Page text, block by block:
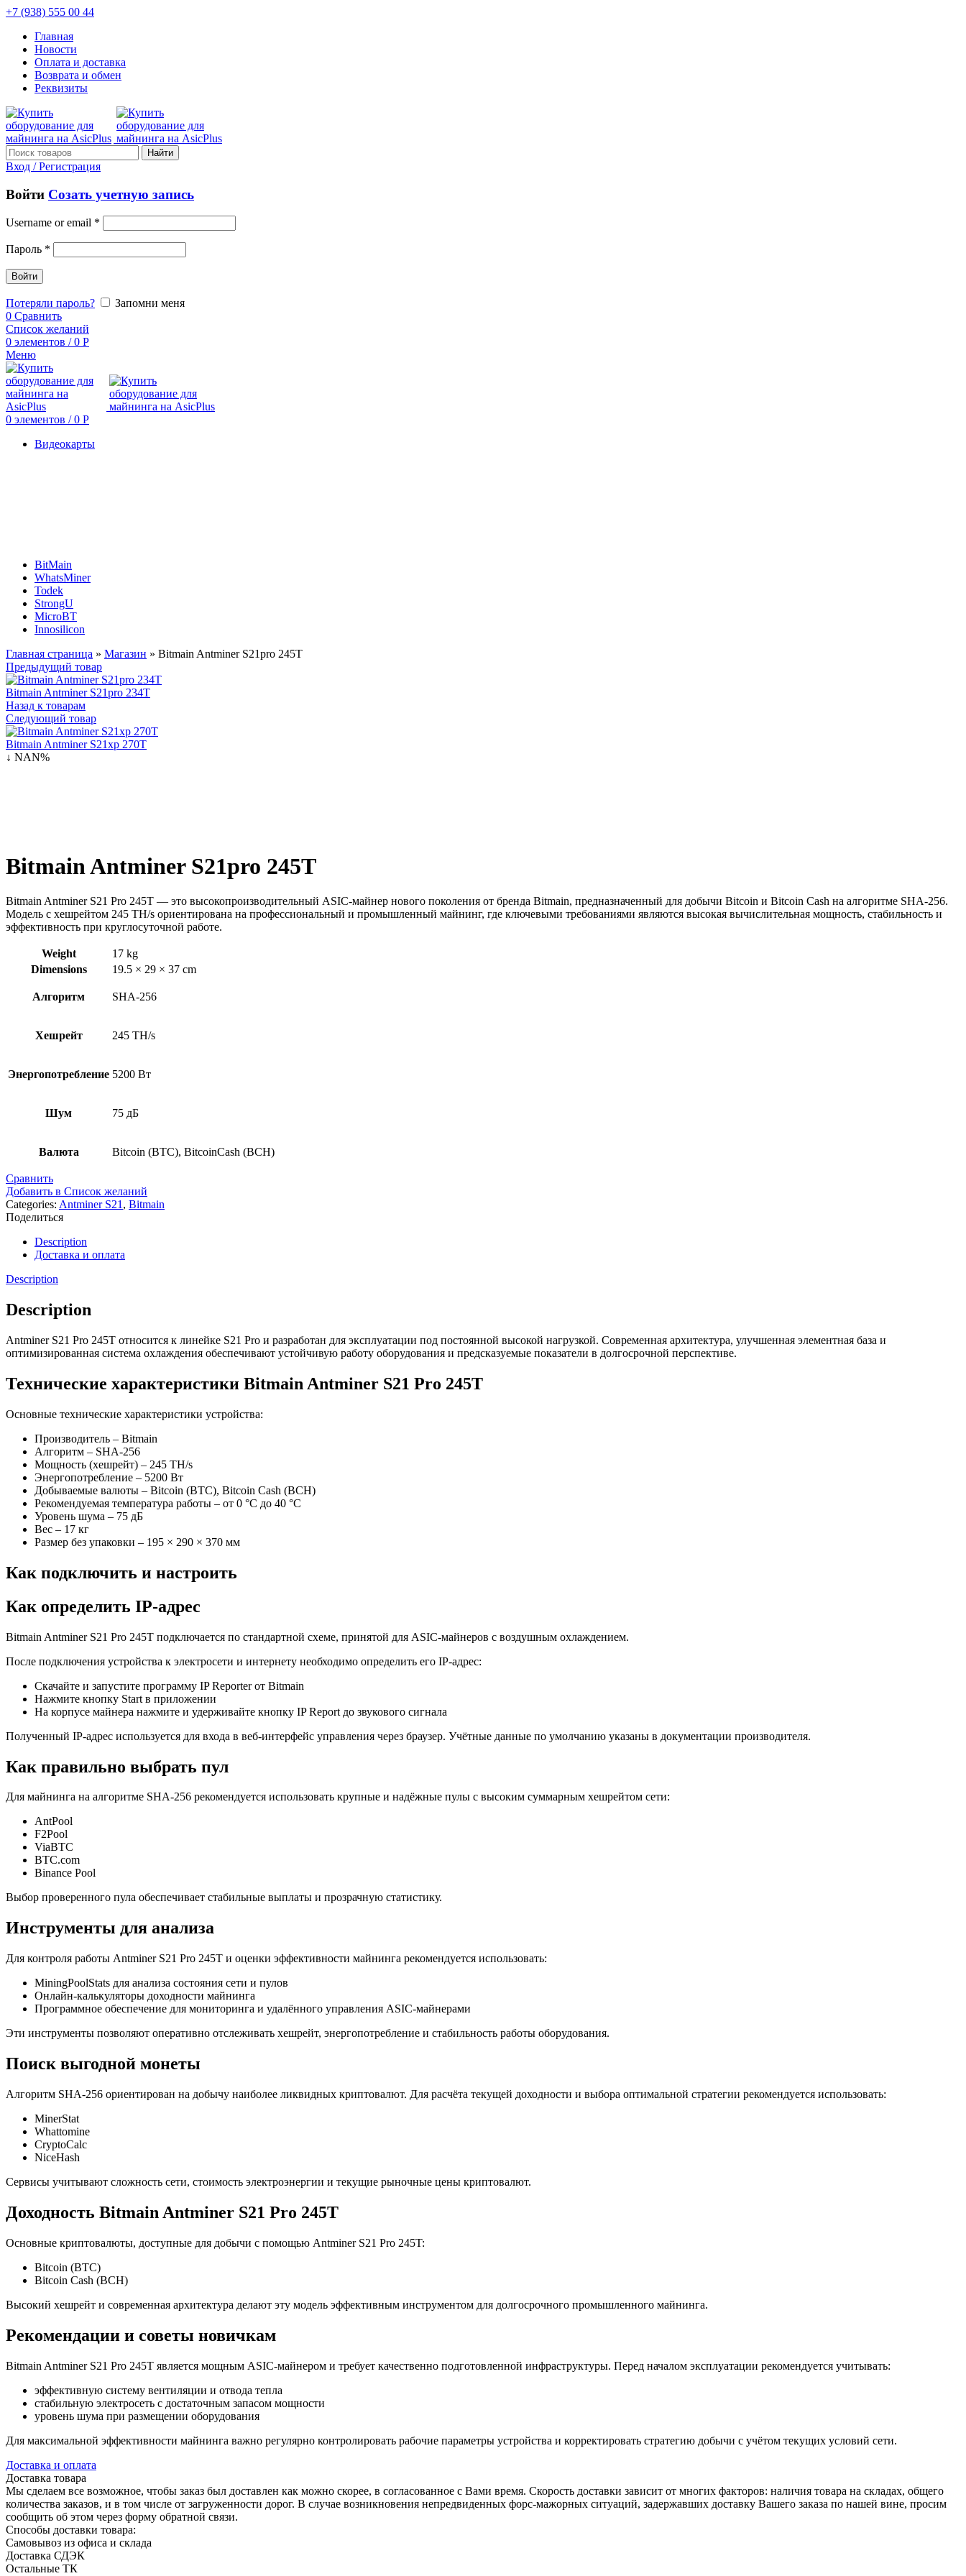
+7 (938) 555 00 44
Главная
Новости
Оплата и доставка
Возврата и обмен
Реквизиты
Найти
Вход / Регистрация
Войти Созать учетную запись
Username or email *
Пароль *
Войти
Потеряли пароль?
Запомни меня
0 Сравнить
Список желаний
0 элементов / 0 Р
Меню
0 элементов / 0 Р
Видеокарты
BitMain
WhatsMiner
Todek
StrongU
MicroBT
Innosilicon
Главная страница » Магазин » Bitmain Antminer S21pro 245T
Предыдущий товар
Bitmain Antminer S21pro 234T
Назад к товарам
Следующий товар
Bitmain Antminer S21xp 270T
↓ NAN%
Bitmain Antminer S21pro 245T
Bitmain Antminer S21 Pro 245T — это высокопроизводительный ASIC-майнер нового поколения от бренда Bitmain, предназначенный для добычи Bitcoin и Bitcoin Cash на алгоритме SHA-256.
Модель с хешрейтом 245 TH/s ориентирована на профессиональный и промышленный майнинг, где ключевыми требованиями являются высокая вычислительная мощность, стабильность и
эффективность при круглосуточной работе.
Weight
17 kg
Dimensions
19.5 × 29 × 37 cm
Алгоритм SHA-256
Хешрейт 245 TH/s
Энергопотребление 5200 Вт
Шум 75 дБ
Валюта Bitcoin (BTC), BitcoinCash (BCH)
Сравнить
Добавить в Список желаний
Categories: Antminer S21 , Bitmain
Поделиться
Description
Доставка и оплата
Description
Description
Antminer S21 Pro 245T относится к линейке S21 Pro и разработан для эксплуатации под постоянной высокой нагрузкой. Современная архитектура, улучшенная элементная база и
оптимизированная система охлаждения обеспечивают устойчивую работу оборудования и предсказуемые показатели в долгосрочной перспективе.
Технические характеристики Bitmain Antminer S21 Pro 245T
Основные технические характеристики устройства:
Производитель – Bitmain
Алгоритм – SHA-256
Мощность (хешрейт) – 245 TH/s
Энергопотребление – 5200 Вт
Добываемые валюты – Bitcoin (BTC), Bitcoin Cash (BCH)
Рекомендуемая температура работы – от 0 °C до 40 °C
Уровень шума – 75 дБ
Вес – 17 кг
Размер без упаковки – 195 × 290 × 370 мм
Как подключить и настроить
Как определить IP-адрес
Bitmain Antminer S21 Pro 245T подключается по стандартной схеме, принятой для ASIC-майнеров с воздушным охлаждением.
После подключения устройства к электросети и интернету необходимо определить его IP-адрес:
Скачайте и запустите программу IP Reporter от Bitmain
Нажмите кнопку Start в приложении
На корпусе майнера нажмите и удерживайте кнопку IP Report до звукового сигнала
Полученный IP-адрес используется для входа в веб-интерфейс управления через браузер. Учётные данные по умолчанию указаны в документации производителя.
Как правильно выбрать пул
Для майнинга на алгоритме SHA-256 рекомендуется использовать крупные и надёжные пулы с высоким суммарным хешрейтом сети:
AntPool
F2Pool
ViaBTC
BTC.com
Binance Pool
Выбор проверенного пула обеспечивает стабильные выплаты и прозрачную статистику.
Инструменты для анализа
Для контроля работы Antminer S21 Pro 245T и оценки эффективности майнинга рекомендуется использовать:
MiningPoolStats для анализа состояния сети и пулов
Онлайн-калькуляторы доходности майнинга
Программное обеспечение для мониторинга и удалённого управления ASIC-майнерами
Эти инструменты позволяют оперативно отслеживать хешрейт, энергопотребление и стабильность работы оборудования.
Поиск выгодной монеты
Алгоритм SHA-256 ориентирован на добычу наиболее ликвидных криптовалют. Для расчёта текущей доходности и выбора оптимальной стратегии рекомендуется использовать:
MinerStat
Whattomine
CryptoCalc
NiceHash
Сервисы учитывают сложность сети, стоимость электроэнергии и текущие рыночные цены криптовалют.
Доходность Bitmain Antminer S21 Pro 245T
Основные криптовалюты, доступные для добычи с помощью Antminer S21 Pro 245T:
Bitcoin (BTC)
Bitcoin Cash (BCH)
Высокий хешрейт и современная архитектура делают эту модель эффективным инструментом для долгосрочного промышленного майнинга.
Рекомендации и советы новичкам
Bitmain Antminer S21 Pro 245T является мощным ASIC-майнером и требует качественно подготовленной инфраструктуры. Перед началом эксплуатации рекомендуется учитывать:
эффективную систему вентиляции и отвода тепла
стабильную электросеть с достаточным запасом мощности
уровень шума при размещении оборудования
Для максимальной эффективности майнинга важно регулярно контролировать рабочие параметры устройства и корректировать стратегию добычи с учётом текущих условий сети.
Доставка и оплата
Доставка товара
Мы сделаем все возможное, чтобы заказ был доставлен как можно скорее, в согласованное с Вами время. Скорость доставки зависит от многих факторов: наличия товара на складах, общего
количества заказов, и в том числе от загруженности дорог. В случае возникновения непредвиденных форс-мажорных ситуаций, задержавших доставку Вашего заказа по нашей вине, просим
сообщить об этом через форму обратной связи.
Способы доставки товара:
Самовывоз из офиса и склада
Доставка СДЭК
Остальные ТК